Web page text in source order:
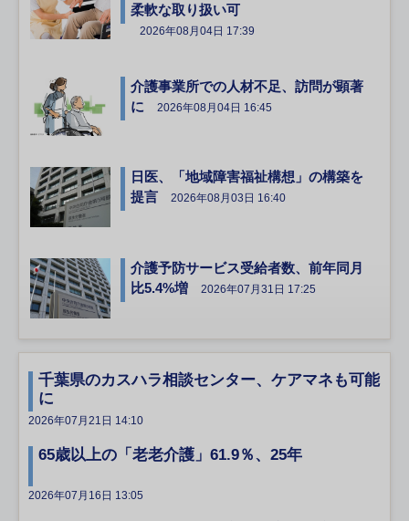
柔軟な取り扱い可
2026年08月04日 17:39
介護事業所での人材不足、訪問が顕著
に
2026年08月04日 16:45
日医、「地域障害福祉構想」の構築を
提言
2026年08月03日 16:40
介護予防サービス受給者数、前年同月
比5.4%増
2026年07月31日 17:25
千葉県のカスハラ相談センター、ケアマネも可能
に
2026年07月21日 14:10
65歳以上の「老老介護」61.9％、25年
2026年07月16日 13:05